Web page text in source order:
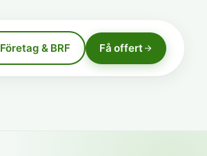
Företag & BRF Få offert